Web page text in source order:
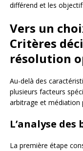
différend et les
Vers un
Critères
résolution
Au-delà des
plusieurs facteurs
arbitrage et médiation
L’analyse
La première étape